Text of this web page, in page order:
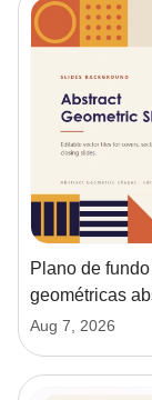
Plano de
geométricas
Aug 7, 2026